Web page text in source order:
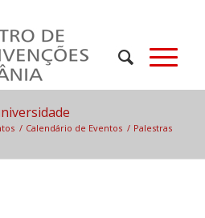
/ Calendário de Eventos / Palestras